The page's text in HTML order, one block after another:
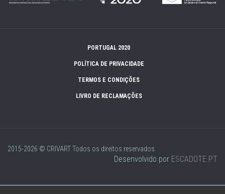
PORTUGAL 2020
POLÍTICA DE PRIVACIDADE
TERMOS E CONDIÇÕES
LIVRO DE RECLAMAÇÕES
2015-2026 © CRIVARTTodos os direitos reservados.
Desenvolvido por ESCADOTE.PT